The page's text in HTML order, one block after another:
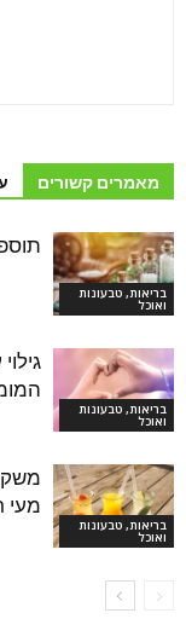
מאמרים קשורים
בריאות, טבעונות
ואוכל
בריאות, טבעונות
ואוכל
בריאות, טבעונות
ואוכל
מעי